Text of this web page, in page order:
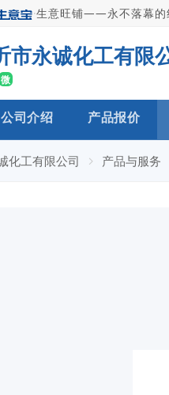
·生意旺铺——永不落幕的
市永诚化工有限
微
公司介绍 产品报价
化工有限公司 产品与服务